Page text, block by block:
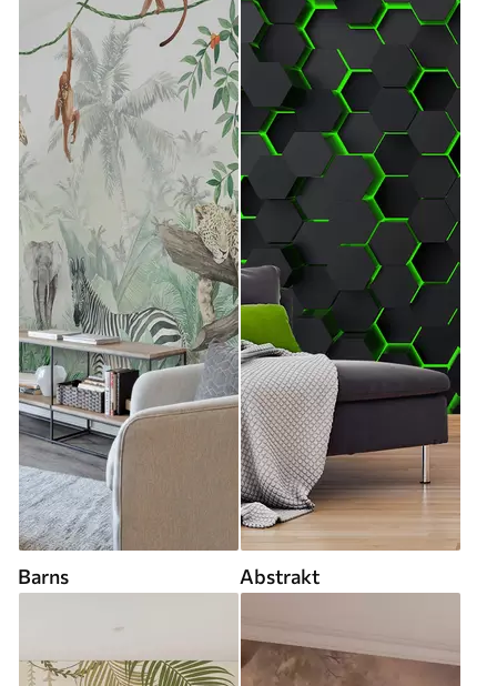
Barns Abstrakt